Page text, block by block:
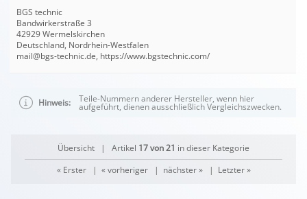
BGS technic
Bandwirkerstraße 3
42929 Wermelskirchen
Deutschland, Nordrhein-Westfalen
mail@bgs-technic.de, https://www.bgstechnic.com/
Hinweis: Teile-Nummern anderer Hersteller, wenn hier
aufgeführt, dienen ausschließlich Vergleichszwecken.
Übersicht | Artikel 17 von 21 in dieser Kategorie
« Erster| « vorheriger| nächster »| Letzter »